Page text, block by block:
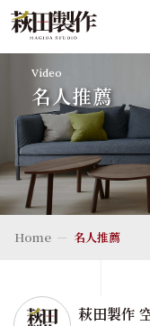
Video
名人推薦
Home 名人推薦
萩田製作